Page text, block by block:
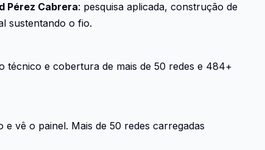
Pérez Cabrera: pesquisa aplicada, construção de
sustentando o fio.
técnico e cobertura de mais de 50 redes e 484+
vê o painel. Mais de 50 redes carregadas